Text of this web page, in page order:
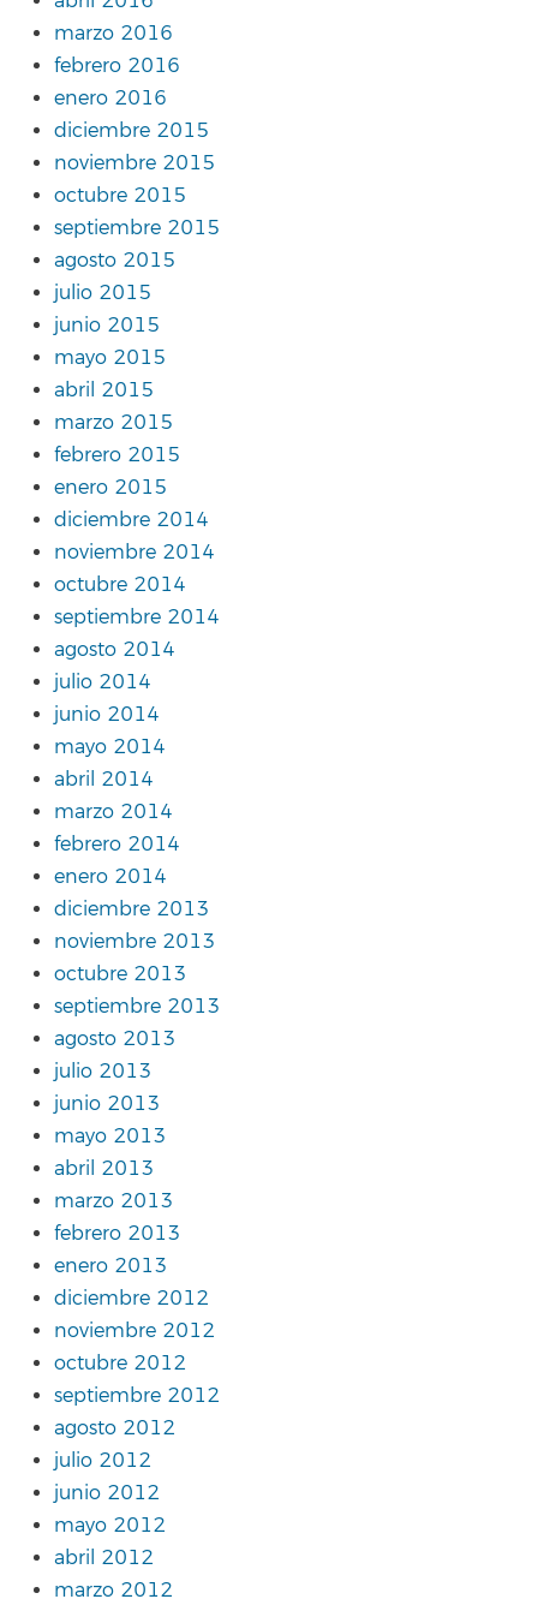
marzo 2016
febrero 2016
enero 2016
diciembre 2015
noviembre 2015
octubre 2015
septiembre 2015
agosto 2015
julio 2015
junio 2015
mayo 2015
abril 2015
marzo 2015
febrero 2015
enero 2015
diciembre 2014
noviembre 2014
octubre 2014
septiembre 2014
agosto 2014
julio 2014
junio 2014
mayo 2014
abril 2014
marzo 2014
febrero 2014
enero 2014
diciembre 2013
noviembre 2013
octubre 2013
septiembre 2013
agosto 2013
julio 2013
junio 2013
mayo 2013
abril 2013
marzo 2013
febrero 2013
enero 2013
diciembre 2012
noviembre 2012
octubre 2012
septiembre 2012
agosto 2012
julio 2012
junio 2012
mayo 2012
abril 2012
marzo 2012